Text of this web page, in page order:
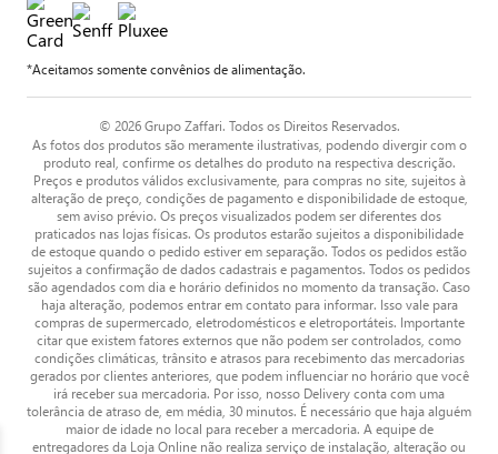
*Aceitamos somente convênios de alimentação.
© 2026 Grupo Zaffari. Todos os Direitos Reservados.
As fotos dos produtos são meramente ilustrativas, podendo divergir com o
produto real, confirme os detalhes do produto na respectiva descrição.
Preços e produtos válidos exclusivamente, para compras no site, sujeitos à
alteração de preço, condições de pagamento e disponibilidade de estoque,
sem aviso prévio. Os preços visualizados podem ser diferentes dos
praticados nas lojas físicas. Os produtos estarão sujeitos a disponibilidade
de estoque quando o pedido estiver em separação. Todos os pedidos estão
sujeitos a confirmação de dados cadastrais e pagamentos. Todos os pedidos
são agendados com dia e horário definidos no momento da transação. Caso
haja alteração, podemos entrar em contato para informar. Isso vale para
compras de supermercado, eletrodomésticos e eletroportáteis. Importante
citar que existem fatores externos que não podem ser controlados, como
condições climáticas, trânsito e atrasos para recebimento das mercadorias
gerados por clientes anteriores, que podem influenciar no horário que você
irá receber sua mercadoria. Por isso, nosso Delivery conta com uma
tolerância de atraso de, em média, 30 minutos. É necessário que haja alguém
maior de idade no local para receber a mercadoria. A equipe de
entregadores da Loja Online não realiza serviço de instalação, alteração ou